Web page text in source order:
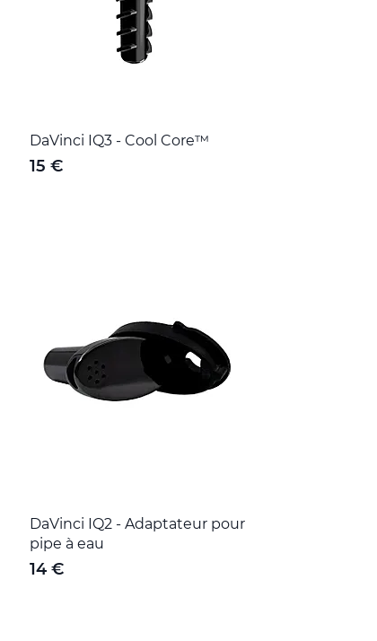
DaVinci IQ3 - Cool Core™
15 €
DaVinci IQ2 - Adaptateur pour
pipe à eau
14 €